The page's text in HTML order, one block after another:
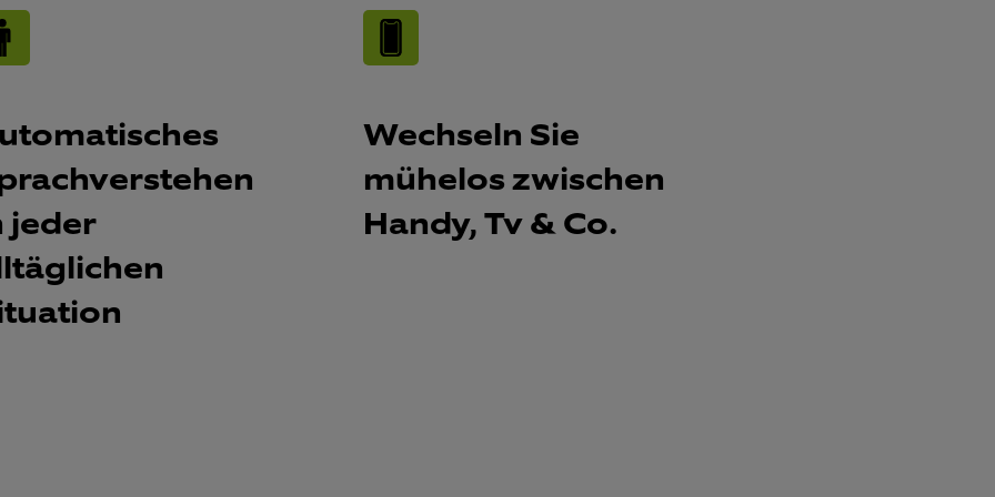
jeder
Wechseln Sie
mühelos zwischen
Handy, Tv & Co.​